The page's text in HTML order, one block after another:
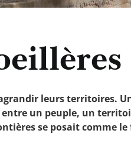
leurs territoires.
un peuple, un
se posait comme